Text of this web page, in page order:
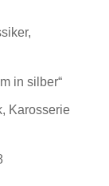
in silber“
Karosserie